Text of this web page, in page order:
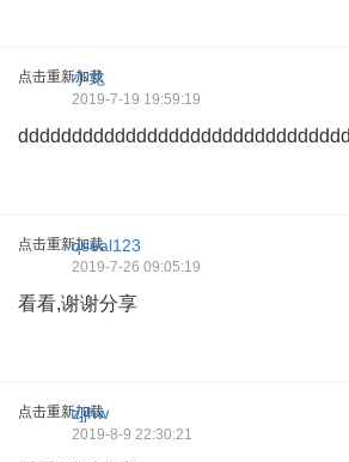
点击重新加载
小龙
2019-7-19 19:59:19
点击重新加载qseal123
2019-7-26 09:05:19
看看,谢谢分享
点击重新加载
zjjhw
2019-8-9 22:30:21